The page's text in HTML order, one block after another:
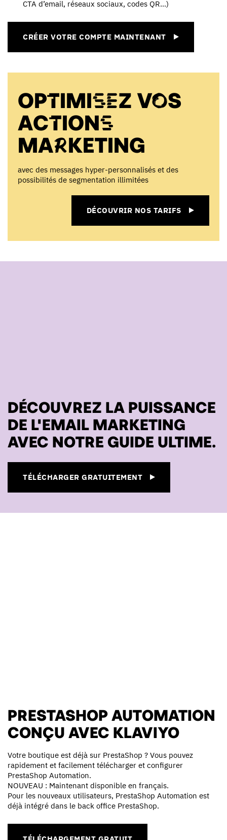
CTA d’email, réseaux sociaux, codes QR…)
CRÉER VOTRE COMPTE MAINTENANT
OPTIMISEZ VOS
ACTIONS
MARKETING
avec des messages hyper-personnalisés et des
possibilités de segmentation illimitées
DÉCOUVRIR NOS TARIFS
DÉCOUVREZ LA PUISSANCE
DE L'EMAIL MARKETING
AVEC NOTRE GUIDE ULTIME.
TÉLÉCHARGER GRATUITEMENT
PRESTASHOP AUTOMATION
CONÇU AVEC KLAVIYO
Votre boutique est déjà sur PrestaShop ? Vous pouvez
rapidement et facilement télécharger et configurer
PrestaShop Automation.
NOUVEAU : Maintenant disponible en français.
Pour les nouveaux utilisateurs, PrestaShop Automation est
déjà intégré dans le back office PrestaShop.